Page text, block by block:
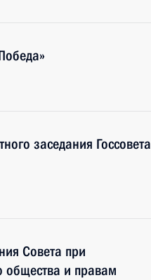
заседания Госсовета
Совета при
общества и правам